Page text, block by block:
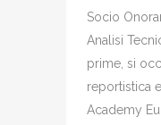
Socio
Analisi
prime, si
reportistica
Academy